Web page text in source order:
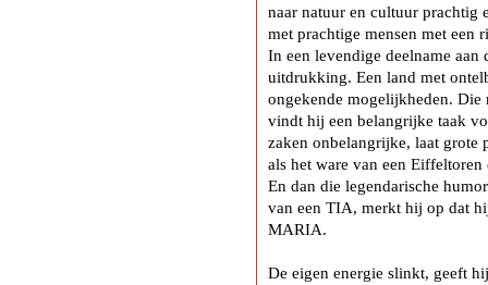
naar natuur en cultuur prachtig
met prachtige mensen met een
In een levendige deelname
uitdrukking. Een land met
ongekende mogelijkheden. Die
vindt hij een belangrijke taak
zaken onbelangrijke, laat grote
als het ware van een
En dan die legendarische
van een TIA, merkt hij op dat
MARIA.
De eigen energie slinkt, geeft